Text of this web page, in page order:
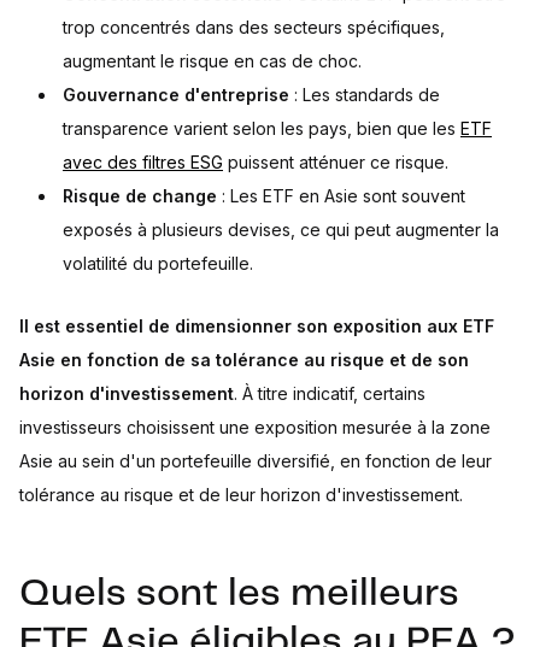
trop concentrés dans des secteurs spécifiques,
augmentant le risque en cas de choc.
Gouvernance d'entreprise : Les standards de
transparence varient selon les pays, bien que les ETF
avec des filtres ESG puissent atténuer ce risque.
Risque de change : Les ETF en Asie sont souvent
exposés à plusieurs devises, ce qui peut augmenter la
volatilité du portefeuille.
Il est essentiel de dimensionner son exposition aux ETF
Asie en fonction de sa tolérance au risque et de son
horizon d'investissement. À titre indicatif, certains
investisseurs choisissent une exposition mesurée à la zone
Asie au sein d'un portefeuille diversifié, en fonction de leur
tolérance au risque et de leur horizon d'investissement.
Quels sont les meilleurs